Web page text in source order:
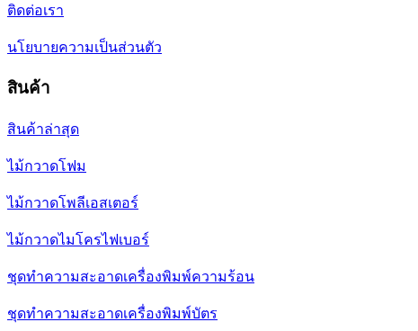
ติดต่อเรา
นโยบายความเป็นส่วนตัว
สินค้า
สินค้าล่าสุด
ไม้กวาดโฟม
ไม้กวาดโพลีเอสเตอร์
ไม้กวาดไมโครไฟเบอร์
ชุดทำความสะอาดเครื่องพิมพ์ความร้อน
ชุดทำความสะอาดเครื่องพิมพ์บัตร